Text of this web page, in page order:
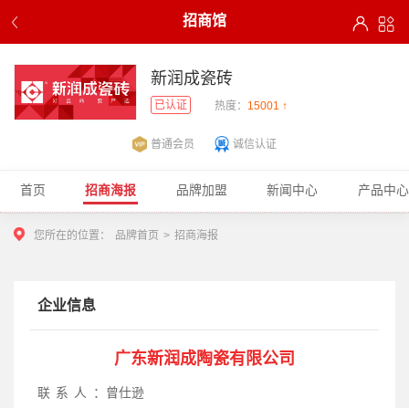
招商馆
新润成瓷砖
已认证 热度： 15001 ↑
普通会员 诚信认证
首页 招商海报 品牌加盟 新闻中心 产品中心
您所在的位置： 品牌首页 > 招商海报
企业信息
广东新润成陶瓷有限公司
联系人： 曾仕逊